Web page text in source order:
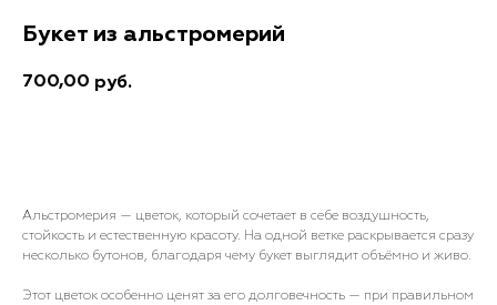
Букет из альстромерий
700,00 руб.
Альстромерия — цветок, который сочетает в себе воздушность,
стойкость и естественную красоту. На одной ветке раскрывается сразу
несколько бутонов, благодаря чему букет выглядит объёмно и живо.
Этот цветок особенно ценят за его долговечность — при правильном